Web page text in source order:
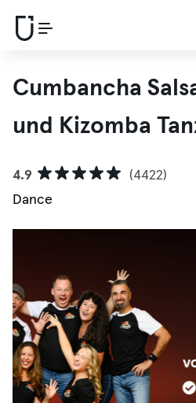
Cumbancha
und Kizomba
4.9
(4422)
Dance